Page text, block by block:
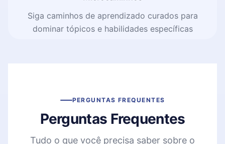
Siga caminhos de aprendizado curados para
dominar tópicos e habilidades específicas
PERGUNTAS FREQUENTES
Perguntas Frequentes
Tudo o que você precisa saber sobre o